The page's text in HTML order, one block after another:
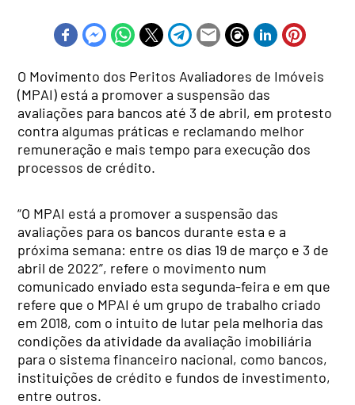
O Movimento dos Peritos Avaliadores de Imóveis
(MPAI) está a promover a suspensão das
avaliações para bancos até 3 de abril, em protesto
contra algumas práticas e reclamando melhor
remuneração e mais tempo para execução dos
processos de crédito.
“O MPAI está a promover a suspensão das
avaliações para os bancos durante esta e a
próxima semana: entre os dias 19 de março e 3 de
abril de 2022”, refere o movimento num
comunicado enviado esta segunda-feira e em que
refere que o MPAI é um grupo de trabalho criado
em 2018, com o intuito de lutar pela melhoria das
condições da atividade da avaliação imobiliária
para o sistema financeiro nacional, como bancos,
instituições de crédito e fundos de investimento,
entre outros.